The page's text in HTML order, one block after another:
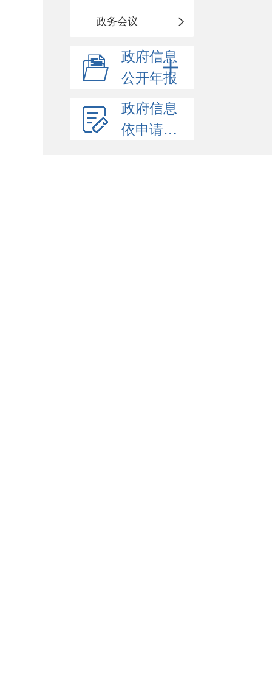
政务会议
政府信息
公开年报
政府信息
依申请公开